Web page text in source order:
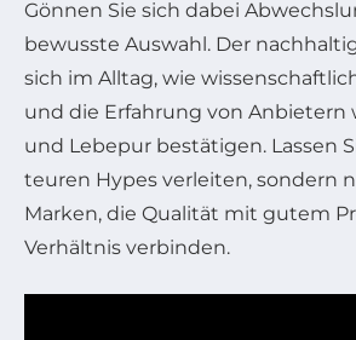
Gönnen Sie sich dabei
bewusste Auswahl. Der
sich im Alltag, wie
und die Erfahrung von Anbietern
und Lebepur bestätigen. Lassen
teuren Hypes verleiten, sondern
Marken, die Qualität mit gutem
Verhältnis verbinden.